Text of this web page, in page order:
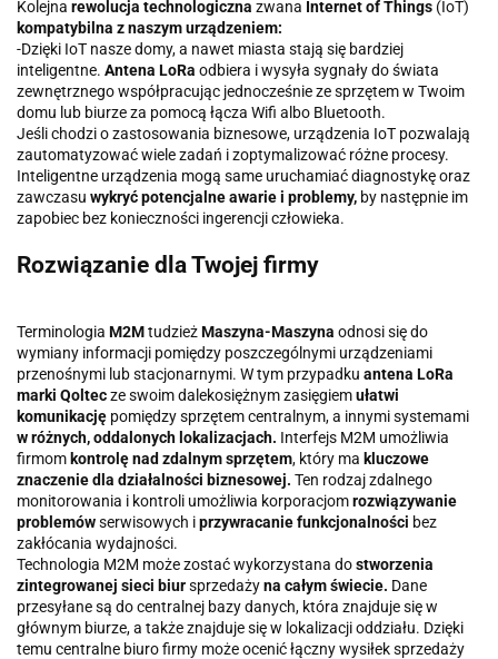
Kolejna rewolucja technologiczna zwana Internet of Things (IoT)
kompatybilna z naszym urządzeniem:
-Dzięki IoT nasze domy, a nawet miasta stają się bardziej
inteligentne. Antena LoRa odbiera i wysyła sygnały do świata
zewnętrznego współpracując jednocześnie ze sprzętem w Twoim
domu lub biurze za pomocą łącza Wifi albo Bluetooth.
Jeśli chodzi o zastosowania biznesowe, urządzenia IoT pozwalają
zautomatyzować wiele zadań i zoptymalizować różne procesy.
Inteligentne urządzenia mogą same uruchamiać diagnostykę oraz
zawczasu wykryć potencjalne awarie i problemy, by następnie im
zapobiec bez konieczności ingerencji człowieka.
Rozwiązanie dla Twojej firmy
Terminologia M2MtudzieżMaszyna-Maszyna odnosi się do
wymiany informacji pomiędzy poszczególnymi urządzeniami
przenośnymi lub stacjonarnymi. W tym przypadku antena LoRa
marki Qoltecze swoim dalekosiężnym zasięgiemułatwi
komunikację pomiędzy sprzętem centralnym, a innymi systemami
w różnych, oddalonych lokalizacjach. Interfejs M2M umożliwia
firmom kontrolę nad zdalnym sprzętem, który ma kluczowe
znaczenie dla działalności biznesowej. Ten rodzaj zdalnego
monitorowania i kontroli umożliwia korporacjomrozwiązywanie
problemówserwisowych iprzywracanie funkcjonalności bez
zakłócania wydajności.
Technologia M2M może zostać wykorzystana dostworzenia
zintegrowanej sieci biursprzedażyna całym świecie. Dane
przesyłane są do centralnej bazy danych, która znajduje się w
głównym biurze, a także znajduje się w lokalizacji oddziału. Dzięki
temu centralne biuro firmy może ocenić łączny wysiłek sprzedaży